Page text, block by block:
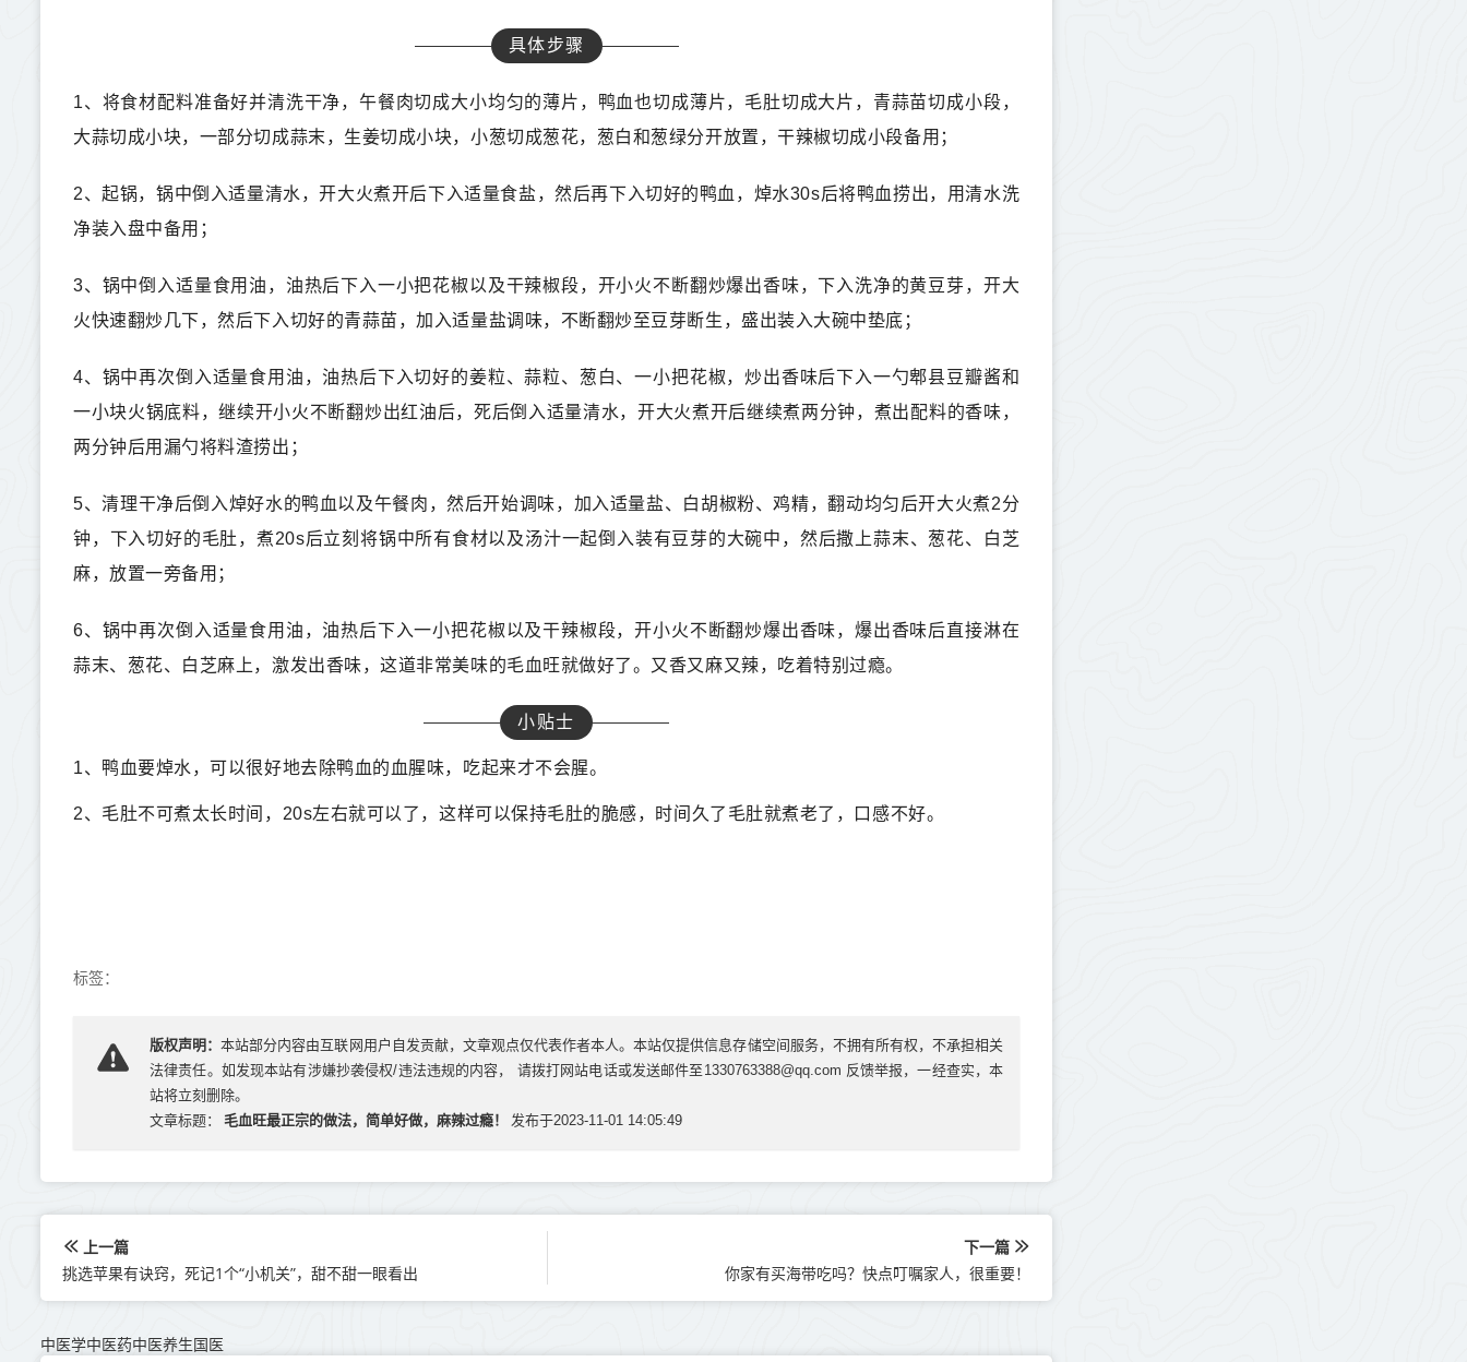
具体步骤
1、将食材配料准备好并清洗干净，午餐肉切成大小均匀的薄片，鸭血也切成薄片，毛肚切成大片，青蒜苗切成小段，
大蒜切成小块，一部分切成蒜末，生姜切成小块，小葱切成葱花，葱白和葱绿分开放置，干辣椒切成小段备用；
2、起锅，锅中倒入适量清水，开大火煮开后下入适量食盐，然后再下入切好的鸭血，焯水30s后将鸭血捞出，用清水洗
净装入盘中备用；
3、锅中倒入适量食用油，油热后下入一小把花椒以及干辣椒段，开小火不断翻炒爆出香味，下入洗净的黄豆芽，开大
火快速翻炒几下，然后下入切好的青蒜苗，加入适量盐调味，不断翻炒至豆芽断生，盛出装入大碗中垫底；
4、锅中再次倒入适量食用油，油热后下入切好的姜粒、蒜粒、葱白、一小把花椒，炒出香味后下入一勺郫县豆瓣酱和
一小块火锅底料，继续开小火不断翻炒出红油后，死后倒入适量清水，开大火煮开后继续煮两分钟，煮出配料的香味，
两分钟后用漏勺将料渣捞出；
5、清理干净后倒入焯好水的鸭血以及午餐肉，然后开始调味，加入适量盐、白胡椒粉、鸡精，翻动均匀后开大火煮2分
钟，下入切好的毛肚，煮20s后立刻将锅中所有食材以及汤汁一起倒入装有豆芽的大碗中，然后撒上蒜末、葱花、白芝
麻，放置一旁备用；
6、锅中再次倒入适量食用油，油热后下入一小把花椒以及干辣椒段，开小火不断翻炒爆出香味，爆出香味后直接淋在
蒜末、葱花、白芝麻上，激发出香味，这道非常美味的毛血旺就做好了。又香又麻又辣，吃着特别过瘾。
小贴士
1、鸭血要焯水，可以很好地去除鸭血的血腥味，吃起来才不会腥。
2、毛肚不可煮太长时间，20s左右就可以了，这样可以保持毛肚的脆感，时间久了毛肚就煮老了，口感不好。
标签：
版权声明：本站部分内容由互联网用户自发贡献，文章观点仅代表作者本人。本站仅提供信息存储空间服务，不拥有所有权，不承担相关
法律责任。如发现本站有涉嫌抄袭侵权/违法违规的内容， 请拨打网站电话或发送邮件至1330763388@qq.com 反馈举报，一经查实，本
站将立刻删除。
文章标题：
毛血旺最正宗的做法，简单好做，麻辣过瘾！ 发布于2023-11-01 14:05:49
上一篇
挑选苹果有诀窍，死记1个“小机关”，甜不甜一眼看出
下一篇
你家有买海带吃吗？快点叮嘱家人，很重要！
中医学中医药中医养生国医